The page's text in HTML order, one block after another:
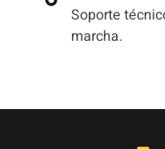
Soporte
marcha.